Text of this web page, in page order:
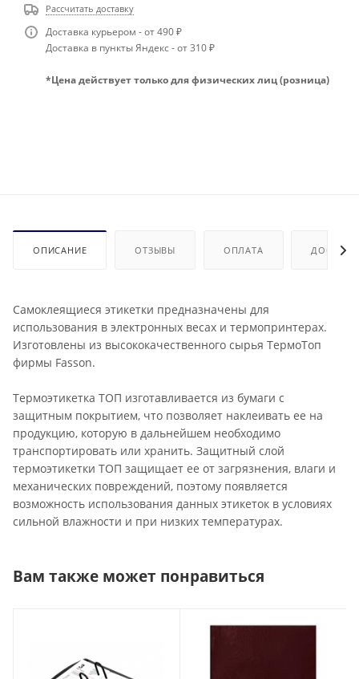
Рассчитать доставку
Доставка курьером - от 490 ₽
Доставка в пункты Яндекс - от 310 ₽
*Цена действует только для физических лиц (розница)
ОПИСАНИЕ ОТЗЫВЫ ОПЛАТА
Самоклеящиеся этикетки предназначены для
использования в электронных весах и термопринтерах.
Изготовлены из высококачественного сырья ТермоТоп
фирмы Fasson.
Термоэтикетка ТОП изготавливается из бумаги с
защитным покрытием, что позволяет наклеивать ее на
продукцию, которую в дальнейшем необходимо
транспортировать или хранить. Защитный слой
термоэтикетки ТОП защищает ее от загрязнения, влаги и
механических повреждений, поэтому появляется
возможность использования данных этикеток в условиях
сильной влажности и при низких температурах.
Вам также может понравиться